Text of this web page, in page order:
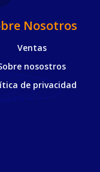
Nosotros
Ventas
nosostros
de privacidad